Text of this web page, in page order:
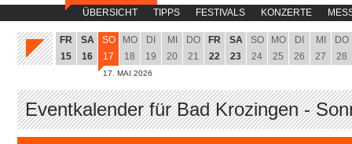
ÜBERSICHT TIPPS FESTIVALS KONZERTE
FR
15
SA
16
SO
17
17. MAI 2026
MO
18
DI
19
MI
20
DO
21
FR
22
SA
23
SO
24
MO
25
DI
26
MI
27
DO
28
Eventkalender für Bad Krozingen -